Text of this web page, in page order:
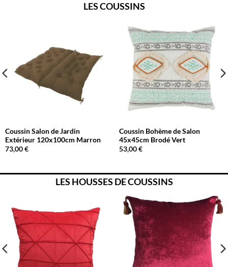
LES COUSSINS
Coussin Salon de Jardin
Extérieur 120x100cm Marron
73,00€
Coussin Bohème de Salon
45x45cm Brodé Vert
53,00€
LES HOUSSES DE COUSSINS